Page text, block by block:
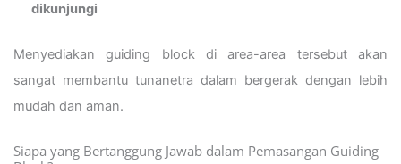
dikunjungi
Menyediakan guiding block di area-area tersebut akan
sangat membantu tunanetra dalam bergerak dengan lebih
mudah dan aman.
Siapa yang Bertanggung Jawab dalam Pemasangan Guiding